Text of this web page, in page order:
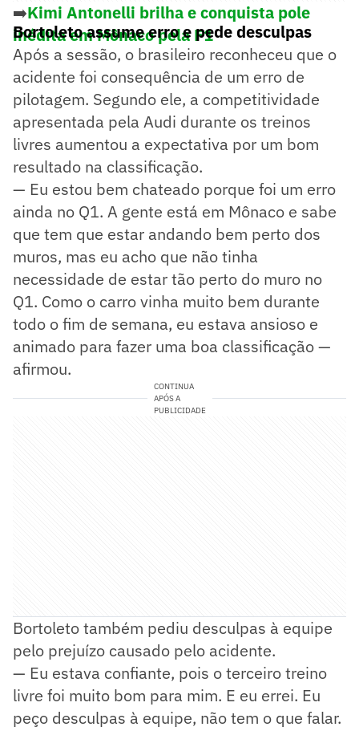
➡️Kimi Antonelli brilha e conquista pole
inédita em Mônaco pela F1
Bortoleto assume erro e pede desculpas
Após a sessão, o brasileiro reconheceu que o
acidente foi consequência de um erro de
pilotagem. Segundo ele, a competitividade
apresentada pela Audi durante os treinos
livres aumentou a expectativa por um bom
resultado na classificação.
— Eu estou bem chateado porque foi um erro
ainda no Q1. A gente está em Mônaco e sabe
que tem que estar andando bem perto dos
muros, mas eu acho que não tinha
necessidade de estar tão perto do muro no
Q1. Como o carro vinha muito bem durante
todo o fim de semana, eu estava ansioso e
animado para fazer uma boa classificação —
afirmou.
CONTINUA
APÓS A
PUBLICIDADE
Bortoleto também pediu desculpas à equipe
pelo prejuízo causado pelo acidente.
— Eu estava confiante, pois o terceiro treino
livre foi muito bom para mim. E eu errei. Eu
peço desculpas à equipe, não tem o que falar.